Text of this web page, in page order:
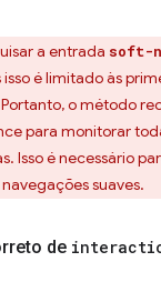
a entrada soft-
isso é limitado às
o método
para monitorar
Isso é necessário
suaves.
de